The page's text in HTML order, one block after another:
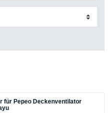
für Pepeo Deckenventilator